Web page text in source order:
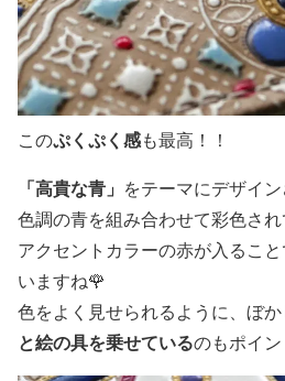
このぷくぷく感も最高！！
「高貴な青」 をテーマにデザイ
色調の青を組み合わせて彩色され
アクセントカラーの赤が入るこ
いますね🌹
色をよく見せられるように、ぼか
と絵の具を乗せているのもポイン